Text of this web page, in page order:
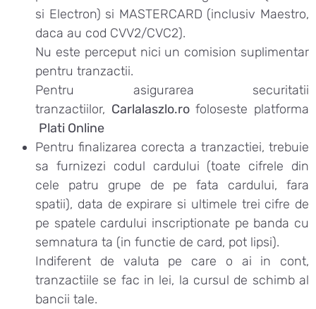
si Electron) si MASTERCARD (inclusiv Maestro,
daca au cod CVV2/CVC2).
Nu este perceput nici un comision suplimentar
pentru tranzactii.
Pentru asigurarea securitatii
tranzactiilor, Carlalaszlo.ro foloseste platforma
Plati Online
Pentru finalizarea corecta a tranzactiei, trebuie
sa furnizezi codul cardului (toate cifrele din
cele patru grupe de pe fata cardului, fara
spatii), data de expirare si ultimele trei cifre de
pe spatele cardului inscriptionate pe banda cu
semnatura ta (in functie de card, pot lipsi).
Indiferent de valuta pe care o ai in cont,
tranzactiile se fac in lei, la cursul de schimb al
bancii tale.